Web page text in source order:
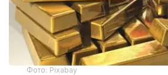
Фото: Pixabay